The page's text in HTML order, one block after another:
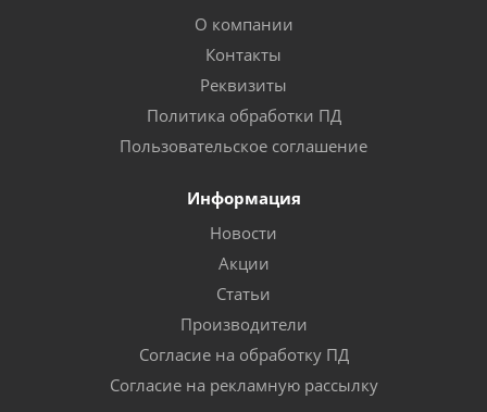
О компании
Контакты
Реквизиты
Политика обработки ПД
Пользовательское соглашение
Информация
Новости
Акции
Статьи
Производители
Согласие на обработку ПД
Согласие на рекламную рассылку